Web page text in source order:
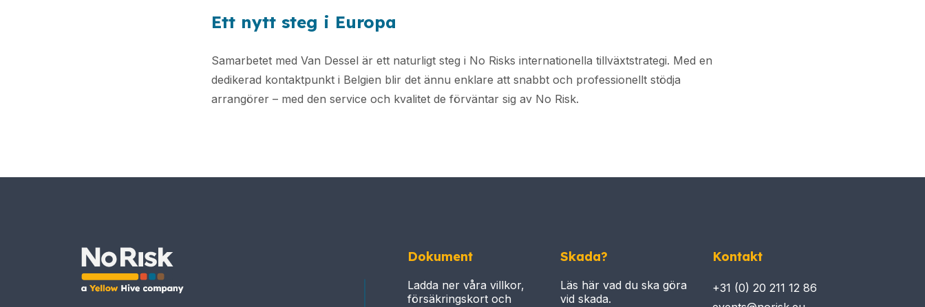
Ett nytt steg i Europa
Samarbetet med Van Dessel är ett naturligt steg i No Risks internationella tillväxtstrategi. Med en
dedikerad kontaktpunkt i Belgien blir det ännu enklare att snabbt och professionellt stödja
arrangörer – med den service och kvalitet de förväntar sig av No Risk.
Dokument
Ladda ner våra villkor,
försäkringskort och
Skada?
Läs här vad du ska göra
vid skada.
Kontakt
+31 (0) 20 211 12 86​​​​​